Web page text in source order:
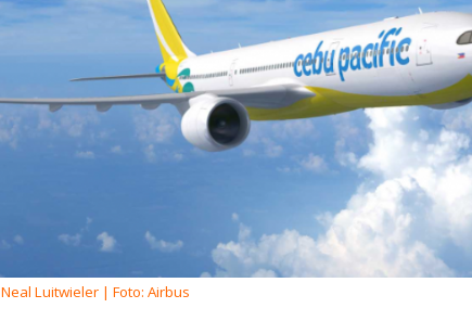
Neal Luitwieler | Foto: Airbus